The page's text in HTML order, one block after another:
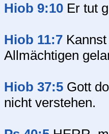
Hiob 9:10 Er tut
Hiob 11:7
Allmächtigen
Hiob 37:5 Gott
nicht verstehen.